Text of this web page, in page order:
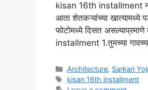
kisan 16th installment
आता शेतकऱ्यांच्या खात्यामध्ये
फोटोमध्ये दिसत
installment 1.तुमच्या गावच्या
Categories
Architecture, Sarkari
Tags
kisan 16th installment